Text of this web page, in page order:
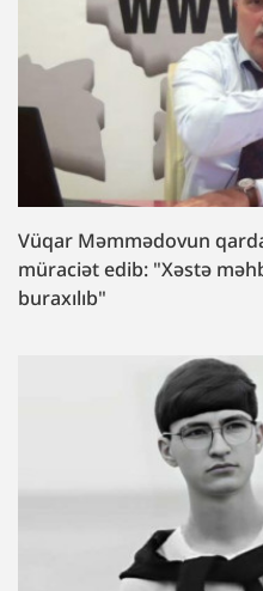
Vüqar Məmmədovun
müraciət edib: "Xəstə
buraxılıb"